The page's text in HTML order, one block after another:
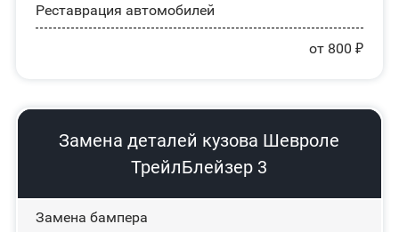
Реставрация автомобилей
от 800 ₽
Замена деталей кузова Шевроле
ТрейлБлейзер 3
Замена бампера